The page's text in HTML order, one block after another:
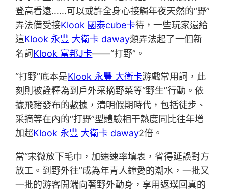
登高看遠……可以或許全身心接觸年夜天然的“野”
弄法備受接Klook 國泰cube卡待，一些玩家還給
這Klook 永豐 大衛卡 daway類弄法起了一個新
名詞Klook 富邦J卡——“打野”。
“打野”底本是Klook 永豐 大衛卡游戲常用詞，此
刻則被詮釋為到戶外采摘野菜等“野生”行動。依
據飛豬發布的數據，清明假期時代，包括徒步、
采摘等在內的“打野”型體驗相干熱度同比往年增
加超Klook 永豐 大衛卡 daway2倍。
當“宋微放下毛巾，加速速率填表，省得延誤對方
放工。到野外往”成為年青人鐘愛的潮水，一批又
一批的游客開端向著野外動身，享用返璞回真的